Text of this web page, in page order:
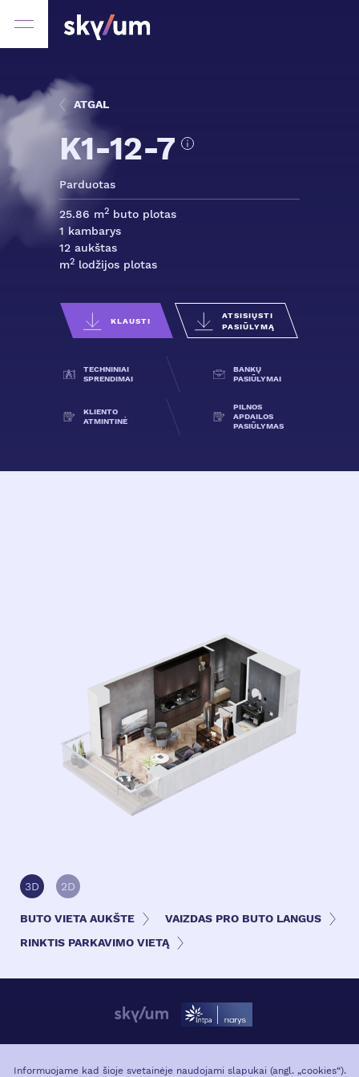
ATGAL
K1-12-7
Parduotas
25.86 m2 buto plotas
1 kambarys
12 aukštas
m2 lodžijos plotas
KLAUSTI
ATSISIŲSTI
PASIŪLYMĄ
TECHNINIAI
SPRENDIMAI
BANKŲ
PASIŪLYMAI
KLIENTO
ATMINTINĖ
PILNOS
APDAILOS
PASIŪLYMAS
3D 2D
BUTO VIETA AUKŠTE
VAIZDAS PRO BUTO LANGUS
RINKTIS PARKAVIMO VIETĄ
VIETA MIESTE
Informuojame kad šioje svetainėje naudojami slapukai (angl. „cookies“).